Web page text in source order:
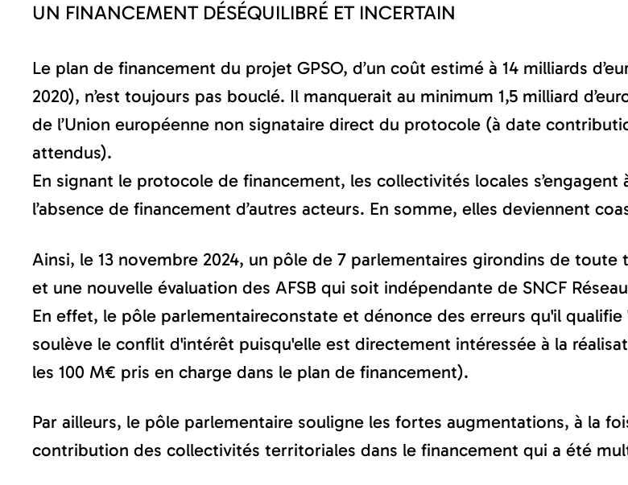
UN FINANCEMENT DÉSÉQUILIBRÉ ET INCERTAIN
Le plan de financement du projet GPSO, d’un coût estimé à 14 milliards
2020), n’est toujours pas bouclé. Il manquerait au minimum 1,5 milliard
de l’Union européenne non signataire direct du protocole (à date
attendus).
En signant le protocole de financement, les collectivités locales
l’absence de financement d’autres acteurs. En somme, elles deviennent
Ainsi, le 13 novembre 2024, un pôle de 7 parlementaires girondins de
et une nouvelle évaluation des AFSB qui soit indépendante de SNCF
En effet, le pôle parlementaireconstate et dénonce des erreurs qu'il
soulève le conflit d'intérêt puisqu'elle est directement intéressée à la
les 100 M€ pris en charge dans le plan de financement).
Par ailleurs, le pôle parlementaire souligne les fortes augmentations, à la
contribution des collectivités territoriales dans le financement qui a été